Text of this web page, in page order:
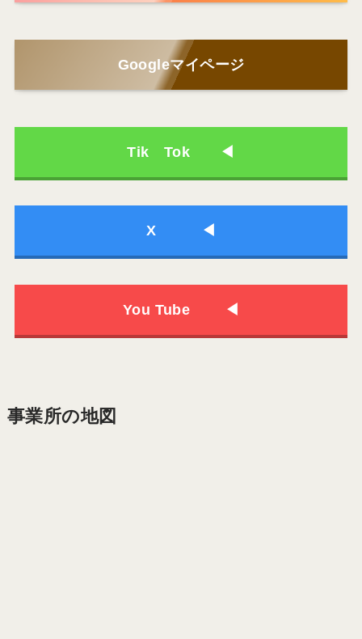
Googleマイページ
Tik Tok ◀
X ◀
You Tube ◀
事業所の地図